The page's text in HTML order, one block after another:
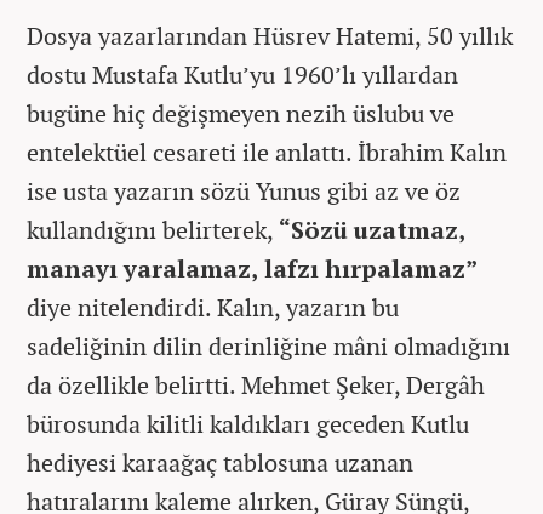
Dosya yazarlarından Hüsrev Hatemi, 50 yıllık
dostu Mustafa Kutlu’yu 1960’lı yıllardan
bugüne hiç değişmeyen nezih üslubu ve
entelektüel cesareti ile anlattı. İbrahim Kalın
ise usta yazarın sözü Yunus gibi az ve öz
kullandığını belirterek, “Sözü uzatmaz,
manayı yaralamaz, lafzı hırpalamaz”
diye nitelendirdi. Kalın, yazarın bu
sadeliğinin dilin derinliğine mâni olmadığını
da özellikle belirtti. Mehmet Şeker, Dergâh
bürosunda kilitli kaldıkları geceden Kutlu
hediyesi karaağaç tablosuna uzanan
hatıralarını kaleme alırken, Güray Süngü,